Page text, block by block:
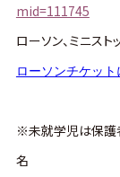
mid=111745
ローソン、ミニス
ローソンチケッ
※未就学児は保護
名